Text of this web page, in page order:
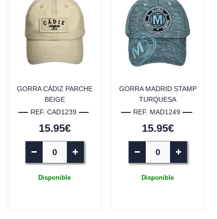
GORRA CÁDIZ PARCHE
BEIGE
REF. CAD1239
15.95€
Disponible
GORRA MADRID STAMP
TURQUESA
REF. MAD1249
15.95€
Disponible